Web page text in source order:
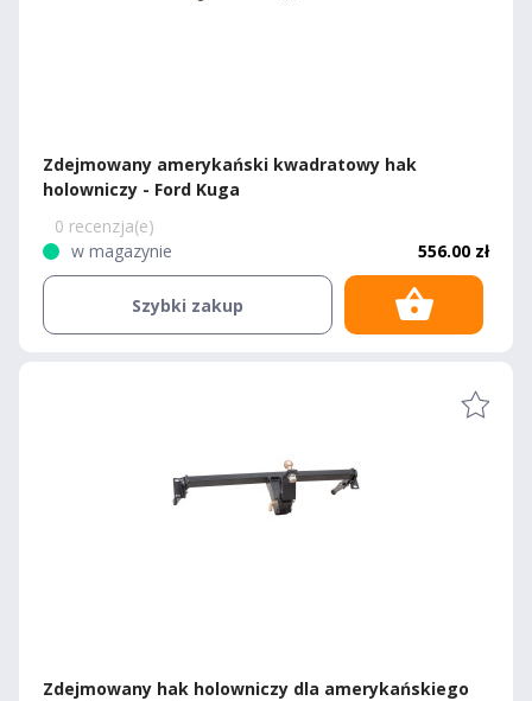
Zdejmowany amerykański kwadratowy hak
holowniczy - Ford Kuga
0 recenzja(e)
w magazynie
556.00 zł
Szybki zakup
Zdejmowany hak holowniczy dla amerykańskiego